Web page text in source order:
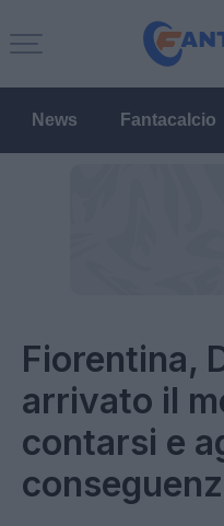
News Fantacalcio
Fiorentina,
arrivato il
contarsi e